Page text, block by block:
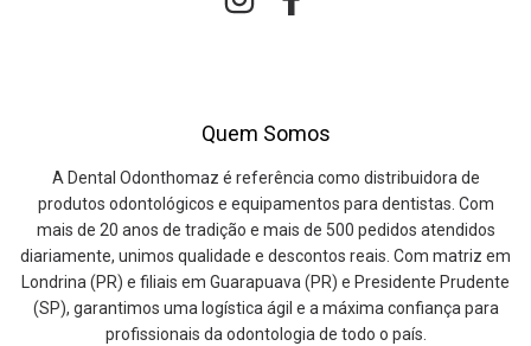
Quem Somos
A Dental Odonthomaz é referência como distribuidora de
produtos odontológicos e equipamentos para dentistas. Com
mais de 20 anos de tradição e mais de 500 pedidos atendidos
diariamente, unimos qualidade e descontos reais. Com matriz em
Londrina (PR) e filiais em Guarapuava (PR) e Presidente Prudente
(SP), garantimos uma logística ágil e a máxima confiança para
profissionais da odontologia de todo o país.